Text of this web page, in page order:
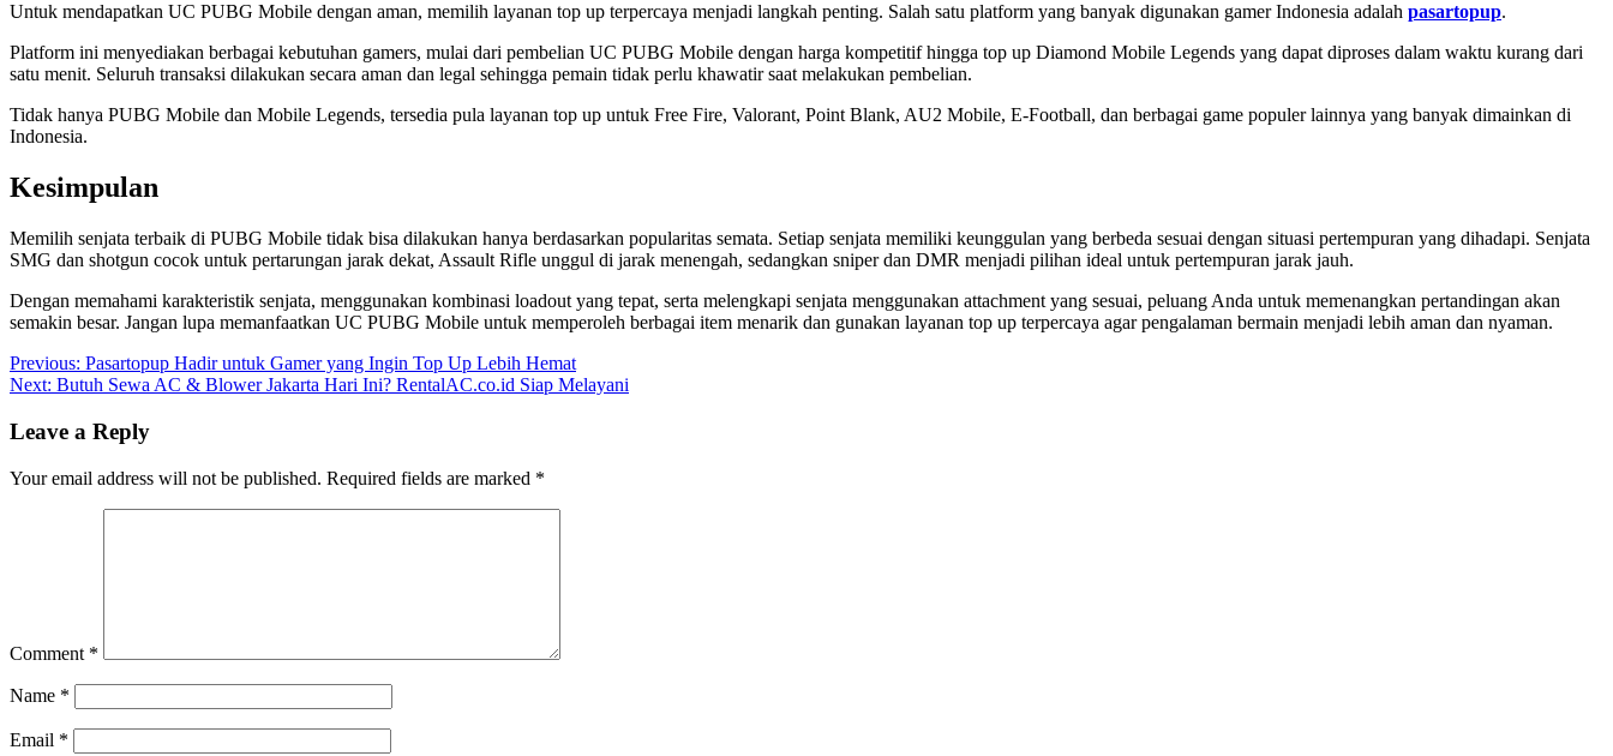
Untuk mendapatkan UC PUBG Mobile dengan aman, memilih layanan top up terpercaya menjadi langkah penting. Salah satu platform yang banyak digunakan gamer Indonesia adalah pasartopup.
Platform ini menyediakan berbagai kebutuhan gamers, mulai dari pembelian UC PUBG Mobile dengan harga kompetitif hingga top up Diamond Mobile Legends yang dapat diproses dalam waktu kurang dari
satu menit. Seluruh transaksi dilakukan secara aman dan legal sehingga pemain tidak perlu khawatir saat melakukan pembelian.
Tidak hanya PUBG Mobile dan Mobile Legends, tersedia pula layanan top up untuk Free Fire, Valorant, Point Blank, AU2 Mobile, E-Football, dan berbagai game populer lainnya yang banyak dimainkan di
Indonesia.
Kesimpulan
Memilih senjata terbaik di PUBG Mobile tidak bisa dilakukan hanya berdasarkan popularitas semata. Setiap senjata memiliki keunggulan yang berbeda sesuai dengan situasi pertempuran yang dihadapi. Senjata
SMG dan shotgun cocok untuk pertarungan jarak dekat, Assault Rifle unggul di jarak menengah, sedangkan sniper dan DMR menjadi pilihan ideal untuk pertempuran jarak jauh.
Dengan memahami karakteristik senjata, menggunakan kombinasi loadout yang tepat, serta melengkapi senjata menggunakan attachment yang sesuai, peluang Anda untuk memenangkan pertandingan akan
semakin besar. Jangan lupa memanfaatkan UC PUBG Mobile untuk memperoleh berbagai item menarik dan gunakan layanan top up terpercaya agar pengalaman bermain menjadi lebih aman dan nyaman.
Post
navigation
Previous: Pasartopup Hadir untuk Gamer yang Ingin Top Up Lebih Hemat
Next: Butuh Sewa AC & Blower Jakarta Hari Ini? RentalAC.co.id Siap Melayani
Leave a Reply
Your email address will not be published. Required fields are marked *
Comment *
Name *
Email *